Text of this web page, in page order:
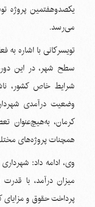
یکصدوهفتمین پروژه
می‌رسد.
تویسرکانی با اشاره به
سطح شهر، در این
شرایط خاص کشور،
وضعیت درآمدی
کرمان، به‌هیچ‌عنوان
همچنات پروژه‌های
وی، ادامه داد:
میزان درآمد، با
پرداخت حقوق و مزایای